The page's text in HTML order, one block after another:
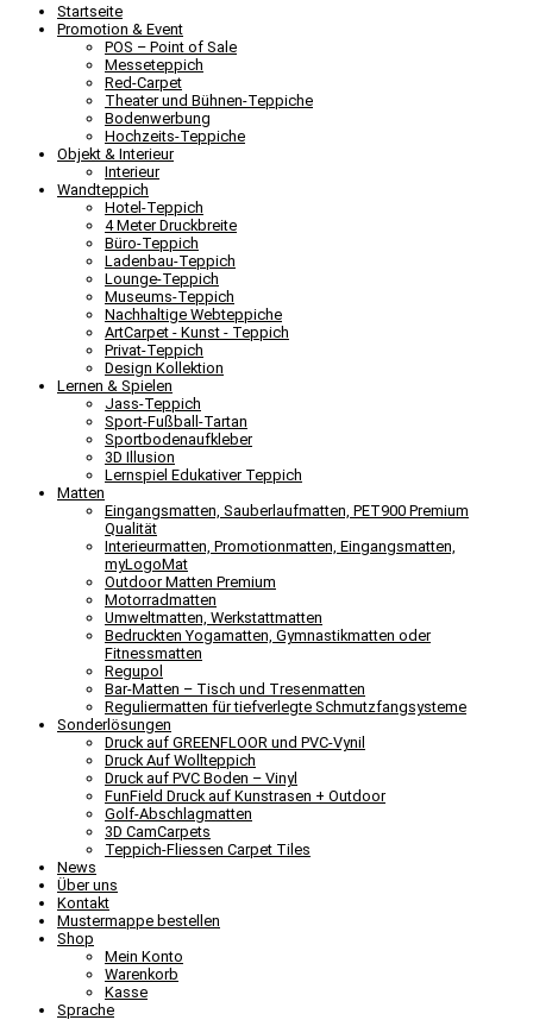
Startseite
Promotion & Event
POS – Point of Sale
Messeteppich
Red-Carpet
Theater und Bühnen-Teppiche
Bodenwerbung
Hochzeits-Teppiche
Objekt & Interieur
Interieur
Wandteppich
Hotel-Teppich
4 Meter Druckbreite
Büro-Teppich
Ladenbau-Teppich
Lounge-Teppich
Museums-Teppich
Nachhaltige Webteppiche
ArtCarpet - Kunst - Teppich
Privat-Teppich
Design Kollektion
Lernen & Spielen
Jass-Teppich
Sport-Fußball-Tartan
Sportbodenaufkleber
3D Illusion
Lernspiel Edukativer Teppich
Matten
Eingangsmatten, Sauberlaufmatten, PET900 Premium
Qualität
Interieurmatten, Promotionmatten, Eingangsmatten,
myLogoMat
Outdoor Matten Premium
Motorradmatten
Umweltmatten, Werkstattmatten
Bedruckten Yogamatten, Gymnastikmatten oder
Fitnessmatten
Regupol
Bar-Matten – Tisch und Tresenmatten
Reguliermatten für tiefverlegte Schmutzfangsysteme
Sonderlösungen
Druck auf GREENFLOOR und PVC-Vynil
Druck Auf Wollteppich
Druck auf PVC Boden – Vinyl
FunField Druck auf Kunstrasen + Outdoor
Golf-Abschlagmatten
3D CamCarpets
Teppich-Fliessen Carpet Tiles
News
Über uns
Kontakt
Mustermappe bestellen
Shop
Mein Konto
Warenkorb
Kasse
Sprache